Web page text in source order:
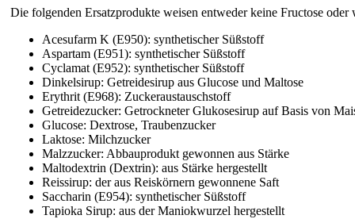
Die folgenden Ersatzprodukte weisen entweder keine Fructose
Acesufarm K (E950): synthetischer Süßstoff
Aspartam (E951): synthetischer Süßstoff
Cyclamat (E952): synthetischer Süßstoff
Dinkelsirup: Getreidesirup aus Glucose und Maltose
Erythrit (E968): Zuckeraustauschstoff
Getreidezucker: Getrockneter Glukosesirup auf Basis von
Glucose: Dextrose, Traubenzucker
Laktose: Milchzucker
Malzzucker: Abbauprodukt gewonnen aus Stärke
Maltodextrin (Dextrin): aus Stärke hergestellt
Reissirup: der aus Reiskörnern gewonnene Saft
Saccharin (E954): synthetischer Süßstoff
Tapioka Sirup: aus der Maniokwurzel hergestellt